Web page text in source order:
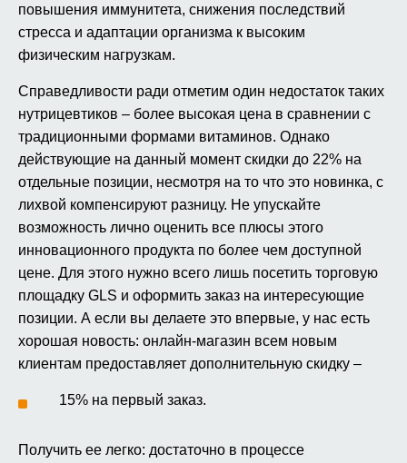
повышения иммунитета, снижения последствий
стресса и адаптации организма к высоким
физическим нагрузкам.
Справедливости ради отметим один недостаток таких
нутрицевтиков – более высокая цена в сравнении с
традиционными формами витаминов. Однако
действующие на данный момент скидки до 22% на
отдельные позиции, несмотря на то что это новинка, с
лихвой компенсируют разницу. Не упускайте
возможность лично оценить все плюсы этого
инновационного продукта по более чем доступной
цене. Для этого нужно всего лишь посетить торговую
площадку GLS и оформить заказ на интересующие
позиции. А если вы делаете это впервые, у нас есть
хорошая новость: онлайн‑магазин всем новым
клиентам предоставляет дополнительную скидку –
15% на первый заказ.
Получить ее легко: достаточно в процессе